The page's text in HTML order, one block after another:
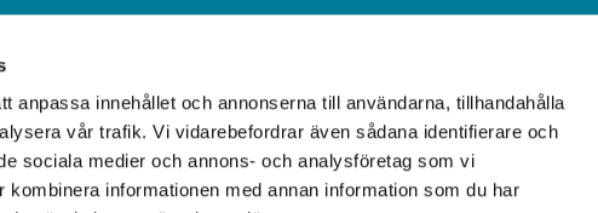
anpassa innehållet och annonserna till användarna, tillhandahålla
vår trafik. Vi vidarebefordrar även sådana identifierare och
sociala medier och annons- och analysföretag som vi
informationen med annan information som du har